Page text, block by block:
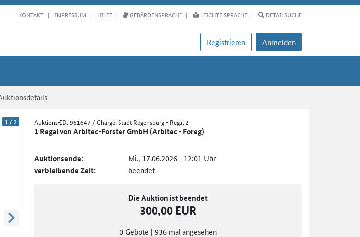
KONTAKT IMPRESSUM HILFE GEBÄRDENSPRACHE LEICHTE SPRACHE DETAILSUCHE
Registrieren Anmelden
1 /2
weiter blättern
Auktions-ID:961647 / Charge: Stadt Regensburg - Regal 2
1 Regal von Arbitec-Forster GmbH (Arbitec - Foreg)
Auktionsende: Mi., 17.06.2026 - 12:01 Uhr
verbleibende Zeit: beendet
Die Auktion ist beendet
300,00 EUR
0 Gebote | 936 mal angesehen